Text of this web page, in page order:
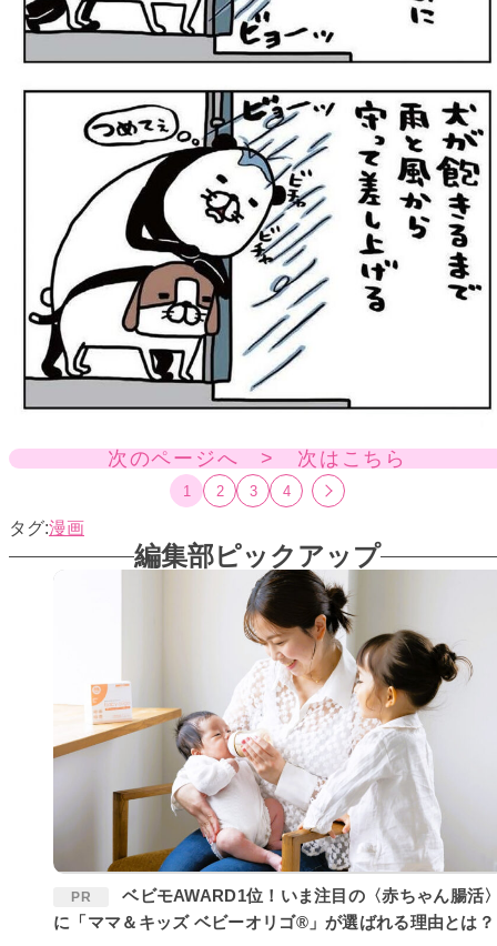
次のページへ > 次はこちら
1 2 3 4
漫画
編集部ピックアップ
PR
ベビモAWARD1位！いま注目の〈赤ちゃん腸活〉
に「ママ＆キッズ ベビーオリゴ®」が選ばれる理由とは？